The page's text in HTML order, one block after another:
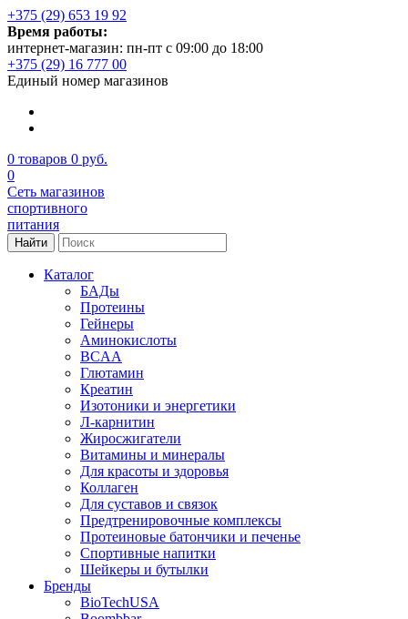
+375 (29) 653 19 92
Время работы:
интернет-магазин: пн-пт с 09:00 до 18:00
+375 (29) 16 777 00
Единый номер магазинов
0 товаров 0 руб.
0
Сеть магазинов
спортивного
питания
Найти
Каталог
БАДы
Протеины
Гейнеры
Аминокислоты
BCAA
Глютамин
Креатин
Изотоники и энергетики
Л-карнитин
Жиросжигатели
Витамины и минералы
Для красоты и здоровья
Коллаген
Для суставов и связок
Предтренировочные комплексы
Протеиновые батончики и печенье
Спортивные напитки
Шейкеры и бутылки
Бренды
BioTechUSA